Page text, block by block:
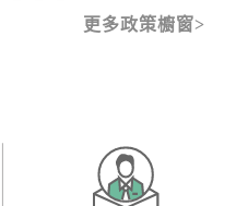
更多政策櫥窗